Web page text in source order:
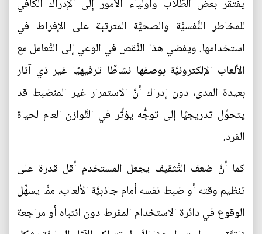
يفتقر بعض الطُّلاب وأولياء الأمور إلى الإدراك الكافي
للمخاطر النَّفسيَّة والصحيَّة المترتبة على الإفراط في
استخدامها. ويفضي هذا النَّقص في الوعي إلى التَّعامل مع
الألعاب الإلكترونيَّة بوصفها نشاطًا ترفيهيًا غير ذي آثار
بعيدة المدى، دون إدراك أنَّ الاستمرار غير المنضبط قد
يتحوَّل تدريجيًا إلى توجُّه يؤثِّر في التَّوازن العام لحياة
الفرد.
كما أنَّ ضعف التَّثقيف يجعل المستخدم أقل قدرة على
تنظيم وقته أو ضبط نفسه أمام جاذبيَّة الألعاب، ممَّا يسهِّل
الوقوع في دائرة الاستخدام المفرط دون انتباه أو مراجعة